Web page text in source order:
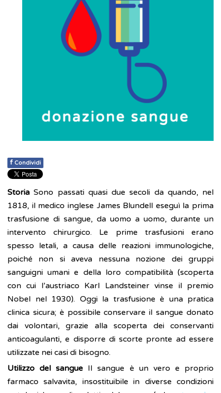
f Condividi
Storia Sono passati quasi due secoli da quando, nel
1818, il medico inglese James Blundell eseguì la prima
trasfusione di sangue, da uomo a uomo, durante un
intervento chirurgico. Le prime trasfusioni erano
spesso letali, a causa delle reazioni immunologiche,
poiché non si aveva nessuna nozione dei gruppi
sanguigni umani e della loro compatibilità (scoperta
con cui l’austriaco Karl Landsteiner vinse il premio
Nobel nel 1930). Oggi la trasfusione è una pratica
clinica sicura; è possibile conservare il sangue donato
dai volontari, grazie alla scoperta dei conservanti
anticoagulanti, e disporre di scorte pronte ad essere
utilizzate nei casi di bisogno.
Utilizzo del sangue Il sangue è un vero e proprio
farmaco salvavita, insostituibile in diverse condizioni